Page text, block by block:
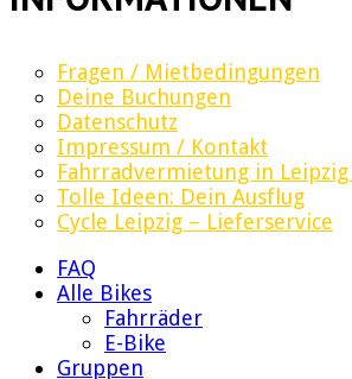
Fragen / Mietbedingungen
Deine Buchungen
Datenschutz
Impressum / Kontakt
Fahrradvermietung in
Tolle Ideen: Dein Ausflug
Cycle Leipzig – Lieferservice
FAQ
Alle Bikes
Fahrräder
E-Bike
Gruppen